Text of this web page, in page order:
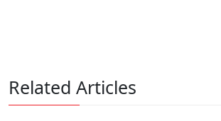
Related Articles